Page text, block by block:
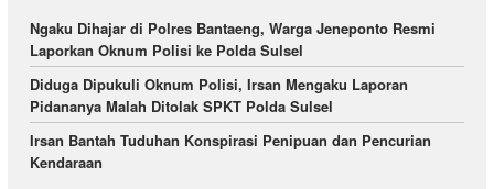
Ngaku Dihajar di Polres Bantaeng, Warga Jeneponto Resmi
Laporkan Oknum Polisi ke Polda Sulsel
Diduga Dipukuli Oknum Polisi, Irsan Mengaku Laporan
Pidananya Malah Ditolak SPKT Polda Sulsel
Irsan Bantah Tuduhan Konspirasi Penipuan dan Pencurian
Kendaraan